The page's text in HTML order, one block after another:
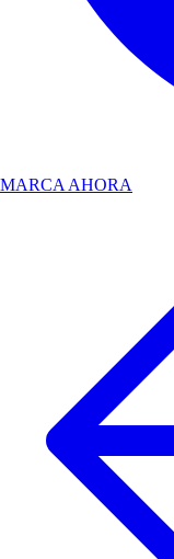
MARCA AHORA